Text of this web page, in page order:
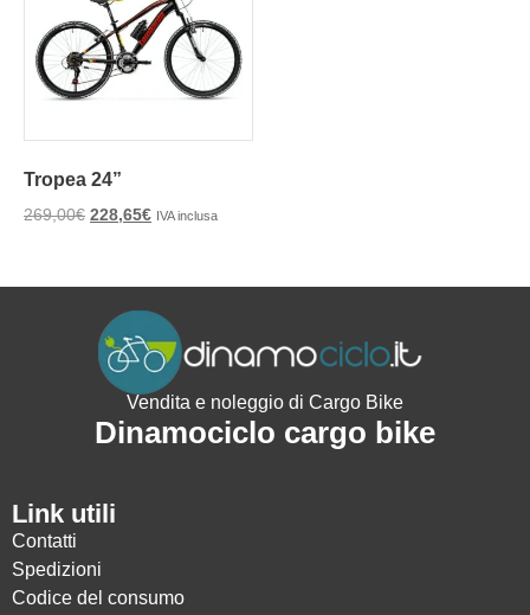
Tropea 24”
269,00€ 228,65€ IVA inclusa
Vendita e noleggio di Cargo Bike
Dinamociclo cargo bike
Link utili
Contatti
Spedizioni
Codice del consumo